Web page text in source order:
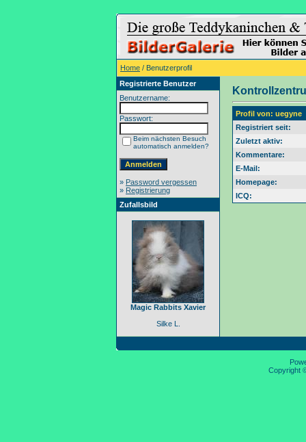
Home / Benutzerprofil
Registrierte Benutzer
Benutzername:
Passwort:
Beim nächsten Besuch
automatisch anmelden?
» Password vergessen
» Registrierung
Zufallsbild
Magic Rabbits Xavier
Silke L.
Profil von: uegyne
Registriert seit:
Zuletzt aktiv:
Kommentare:
E-Mail:
Homepage:
ICQ:
Copyright